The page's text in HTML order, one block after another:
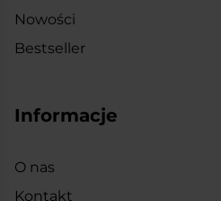
Nowości
Bestseller
Informacje
O nas
Kontakt